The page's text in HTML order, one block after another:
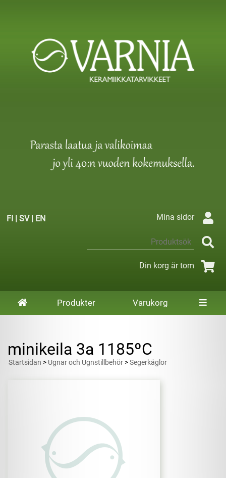
FI | SV| EN Mina sidor
Din korg är tom
Produkter Varukorg
minikeila 3a 1185ºC
Startsidan > Ugnar och Ugnstillbehör >Segerkäglor